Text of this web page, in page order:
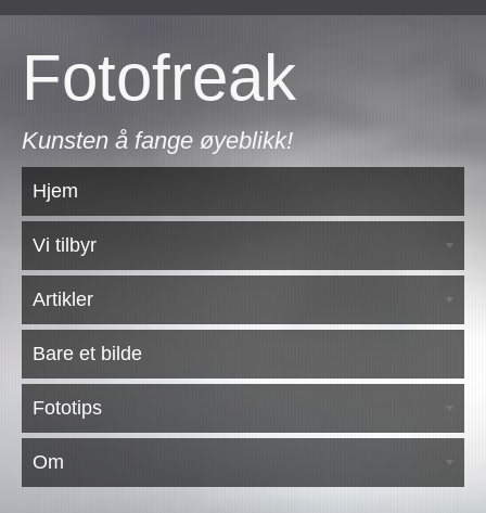
Fotofreak
Kunsten å fange øyeblikk!
Hjem
Vi tilbyr
Artikler
Bare et bilde
Fototips
Om